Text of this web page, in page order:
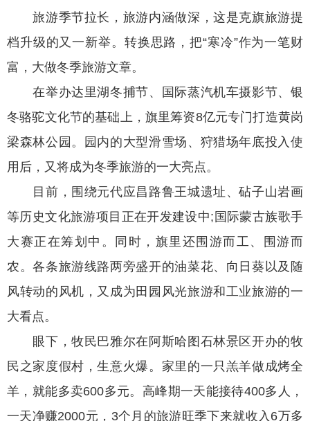
旅游季节拉长，旅游内涵做深，这是克旗旅游提
档升级的又一新举。转换思路，把“寒冷”作为一笔财
富，大做冬季旅游文章。
在举办达里湖冬捕节、国际蒸汽机车摄影节、银
冬骆驼文化节的基础上，旗里筹资8亿元专门打造黄岗
梁森林公园。园内的大型滑雪场、狩猎场年底投入使
用后，又将成为冬季旅游的一大亮点。
目前，围绕元代应昌路鲁王城遗址、砧子山岩画
等历史文化旅游项目正在开发建设中;国际蒙古族歌手
大赛正在筹划中。同时，旗里还围游而工、围游而
农。各条旅游线路两旁盛开的油菜花、向日葵以及随
风转动的风机，又成为田园风光旅游和工业旅游的一
大看点。
眼下，牧民巴雅尔在阿斯哈图石林景区开办的牧
民之家度假村，生意火爆。家里的一只羔羊做成烤全
羊，就能多卖600多元。高峰期一天能接待400多人，
一天净赚2000元，3个月的旅游旺季下来就收入6万多